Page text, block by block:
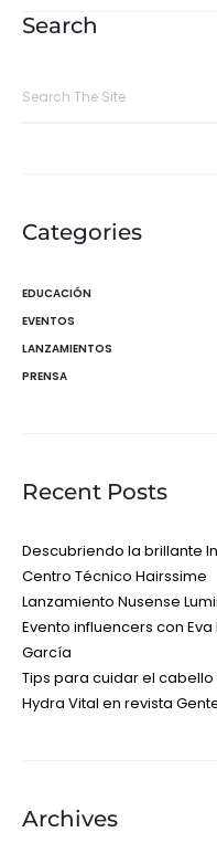
entradas
Search
Categories
EDUCACIÓN
EVENTOS
LANZAMIENTOS
PRENSA
Recent Posts
Descubriendo la brillante
Centro Técnico Hairssime
Lanzamiento Nusense
Evento influencers con
García
Tips para cuidar el cabello
Hydra Vital en revista
Archives